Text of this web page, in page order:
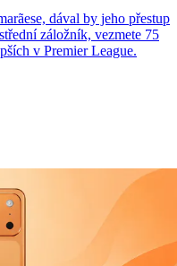
dával by jeho přestup
záložník, vezmete 75
v Premier League.